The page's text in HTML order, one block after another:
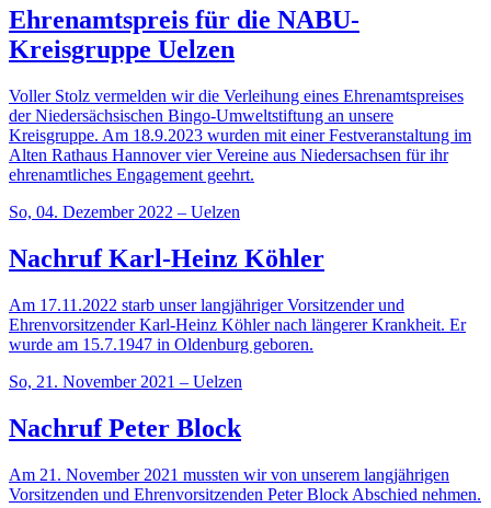
Ehrenamtspreis für die NABU-
Kreisgruppe Uelzen
Voller Stolz vermelden wir die Verleihung eines Ehrenamtspreises
der Niedersächsischen Bingo-Umweltstiftung an unsere
Kreisgruppe. Am 18.9.2023 wurden mit einer Festveranstaltung im
Alten Rathaus Hannover vier Vereine aus Niedersachsen für ihr
ehrenamtliches Engagement geehrt.
So, 04. Dezember 2022 – Uelzen
Nachruf Karl-Heinz Köhler
Am 17.11.2022 starb unser langjähriger Vorsitzender und
Ehrenvorsitzender Karl-Heinz Köhler nach längerer Krankheit. Er
wurde am 15.7.1947 in Oldenburg geboren.
So, 21. November 2021 – Uelzen
Nachruf Peter Block
Am 21. November 2021 mussten wir von unserem langjährigen
Vorsitzenden und Ehrenvorsitzenden Peter Block Abschied nehmen.